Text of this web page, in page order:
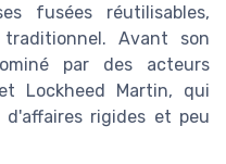
fusées réutilisables,
Avant son
par des acteurs
Lockheed Martin, qui
d'affaires rigides et peu